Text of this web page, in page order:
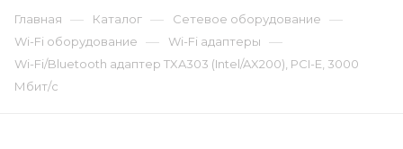
Главная — Каталог — Сетевое оборудование —
Wi-Fi оборудование — Wi-Fi адаптеры —
Wi-Fi/Bluetooth адаптер TXA303 (Intel/AX200), PCI-E, 3000
Мбит/с